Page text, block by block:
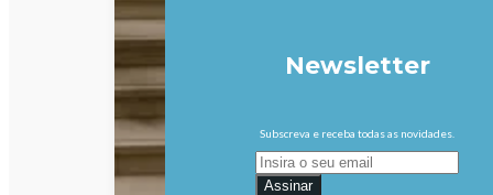
Newsletter
Subscreva e receba todas as novidades.
Assinar